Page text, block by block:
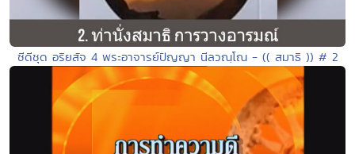
ซีดีชุด อริยสัจ 4 พระอาจารย์ปัญญา นีลวณฺโณ - (( สมาธิ )) # 2